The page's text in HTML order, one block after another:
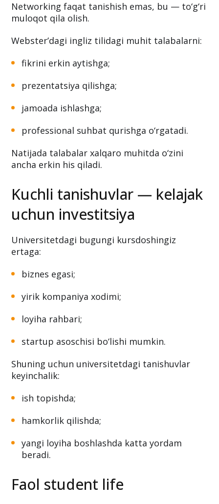
Networking faqat tanishish emas, bu — to‘g‘ri
muloqot qila olish.
Webster’dagi ingliz tilidagi muhit talabalarni:
fikrini erkin aytishga;
prezentatsiya qilishga;
jamoada ishlashga;
professional suhbat qurishga o‘rgatadi.
Natijada talabalar xalqaro muhitda o‘zini
ancha erkin his qiladi.
Kuchli tanishuvlar — kelajak
uchun investitsiya
Universitetdagi bugungi kursdoshingiz
ertaga:
biznes egasi;
yirik kompaniya xodimi;
loyiha rahbari;
startup asoschisi bo‘lishi mumkin.
Shuning uchun universitetdagi tanishuvlar
keyinchalik:
ish topishda;
hamkorlik qilishda;
yangi loyiha boshlashda katta yordam
beradi.
Faol student life